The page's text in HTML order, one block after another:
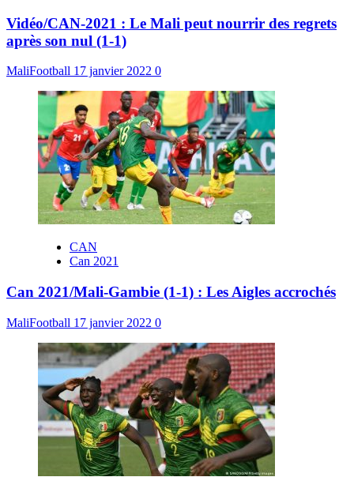
Vidéo/CAN-2021 : Le Mali peut nourrir des regrets
après son nul (1-1)
MaliFootball 17 janvier 2022 0
CAN
Can 2021
Can 2021/Mali-Gambie (1-1) : Les Aigles accrochés
MaliFootball 17 janvier 2022 0